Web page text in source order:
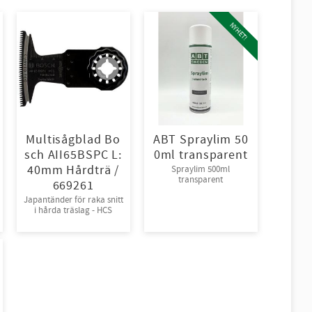
Multisågblad Bo
sch AII65BSPC L:
40mm Hårdträ /
669261
Japantänder för raka snitt
i hårda träslag - HCS
ABT Spraylim 50
0ml transparent
Spraylim 500ml
transparent
NYHET!